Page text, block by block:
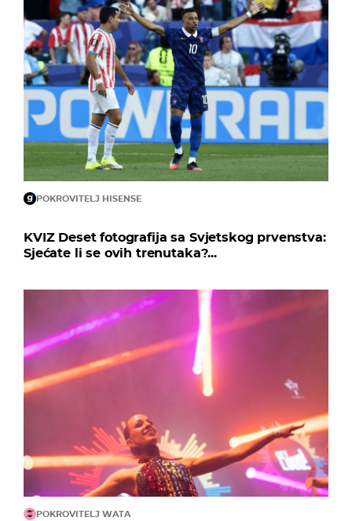
POKROVITELJ HISENSE
KVIZ Deset fotografija sa Svjetskog prvenstva:
Sjećate li se ovih trenutaka?...
POKROVITELJ WATA